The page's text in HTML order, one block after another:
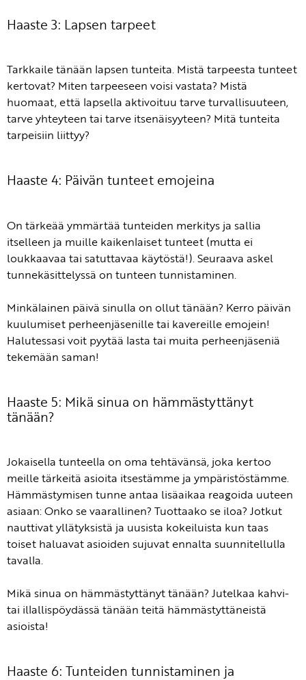
Haaste 3: Lapsen tarpeet
Tarkkaile tänään lapsen tunteita. Mistä tarpeesta tunteet
kertovat? Miten tarpeeseen voisi vastata? Mistä
huomaat, että lapsella aktivoituu tarve turvallisuuteen,
tarve yhteyteen tai tarve itsenäisyyteen? Mitä tunteita
tarpeisiin liittyy?
Haaste 4: Päivän tunteet emojeina
On tärkeää ymmärtää tunteiden merkitys ja sallia
itselleen ja muille kaikenlaiset tunteet (mutta ei
loukkaavaa tai satuttavaa käytöstä!). Seuraava askel
tunnekäsittelyssä on tunteen tunnistaminen.
Minkälainen päivä sinulla on ollut tänään? Kerro päivän
kuulumiset perheenjäsenille tai kavereille emojein!
Halutessasi voit pyytää lasta tai muita perheenjäseniä
tekemään saman!
Haaste 5: Mikä sinua on hämmästyttänyt
tänään?
Jokaisella tunteella on oma tehtävänsä, joka kertoo
meille tärkeitä asioita itsestämme ja ympäristöstämme.
Hämmästymisen tunne antaa lisäaikaa reagoida uuteen
asiaan: Onko se vaarallinen? Tuottaako se iloa? Jotkut
nauttivat yllätyksistä ja uusista kokeiluista kun taas
toiset haluavat asioiden sujuvat ennalta suunnitellulla
tavalla.
Mikä sinua on hämmästyttänyt tänään? Jutelkaa kahvi-
tai illallispöydässä tänään teitä hämmästyttäneistä
asioista!
Haaste 6: Tunteiden tunnistaminen ja